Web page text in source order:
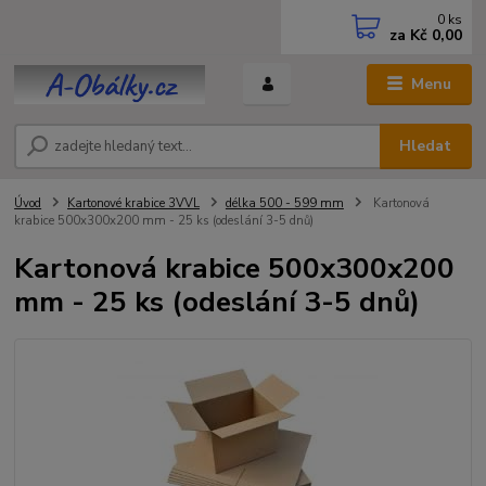
Menu
Hledat
0 ks
za Kč 0,00
Úvod Kartonové krabice 3VVL délka 500 - 599 mm
Kartonová
krabice 500x300x200 mm - 25 ks (odeslání 3-5 dnů)
Kartonová krabice 500x300x200
mm - 25 ks (odeslání 3-5 dnů)